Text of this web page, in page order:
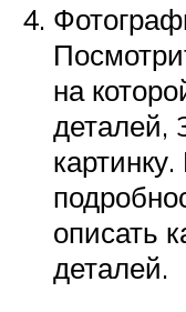
на
деталей,
описать
деталей.